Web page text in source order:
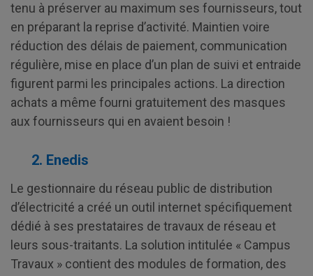
tenu à préserver au maximum ses fournisseurs, tout
en préparant la reprise d’activité. Maintien voire
réduction des délais de paiement, communication
régulière, mise en place d’un plan de suivi et entraide
figurent parmi les principales actions. La direction
achats a même fourni gratuitement des masques
aux fournisseurs qui en avaient besoin !
2. Enedis
Le gestionnaire du réseau public de distribution
d’électricité a créé un outil internet spécifiquement
dédié à ses prestataires de travaux de réseau et
leurs sous-traitants. La solution intitulée « Campus
Travaux » contient des modules de formation, des